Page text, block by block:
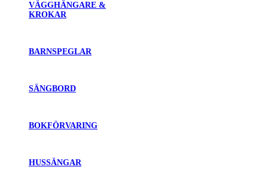
VÄGGHÄNGARE &
KROKAR
BARNSPEGLAR
SÄNGBORD
BOKFÖRVARING
HUSSÄNGAR